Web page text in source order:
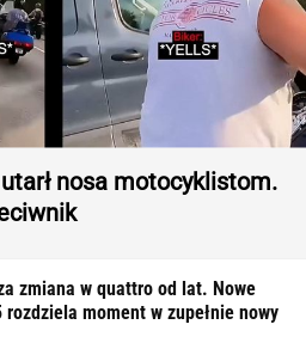
nosa motocyklistom.
zmiana w quattro od lat. Nowe
rozdziela moment w zupełnie nowy